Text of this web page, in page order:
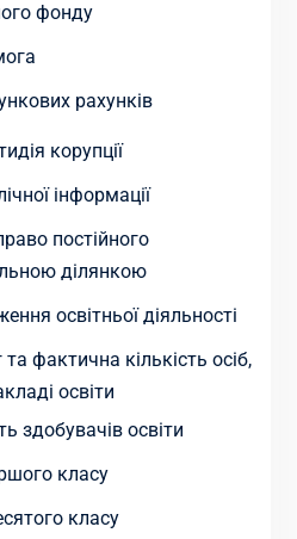
фонду
рахунків
корупції
інформації
постійного
ділянкою
освітньої діяльності
фактична кількість осіб,
освіти
здобувачів освіти
класу
класу